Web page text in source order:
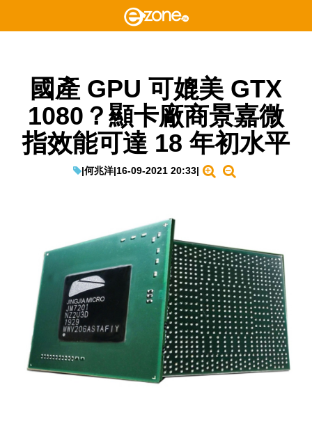
國產 GPU 可媲美 GTX
1080？顯卡廠商景嘉微
指效能可達 18 年初水平
|何兆洋|16-09-2021 20:33|